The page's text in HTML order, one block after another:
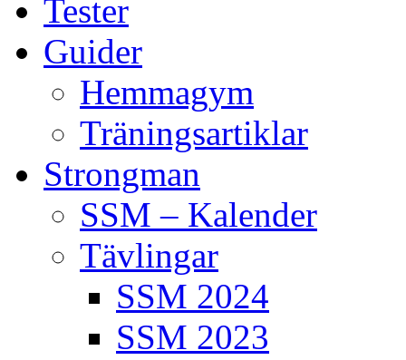
Tester
Guider
Hemmagym
Träningsartiklar
Strongman
SSM – Kalender
Tävlingar
SSM 2024
SSM 2023